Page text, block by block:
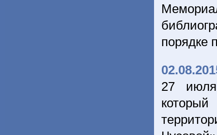
порядке
27 июля